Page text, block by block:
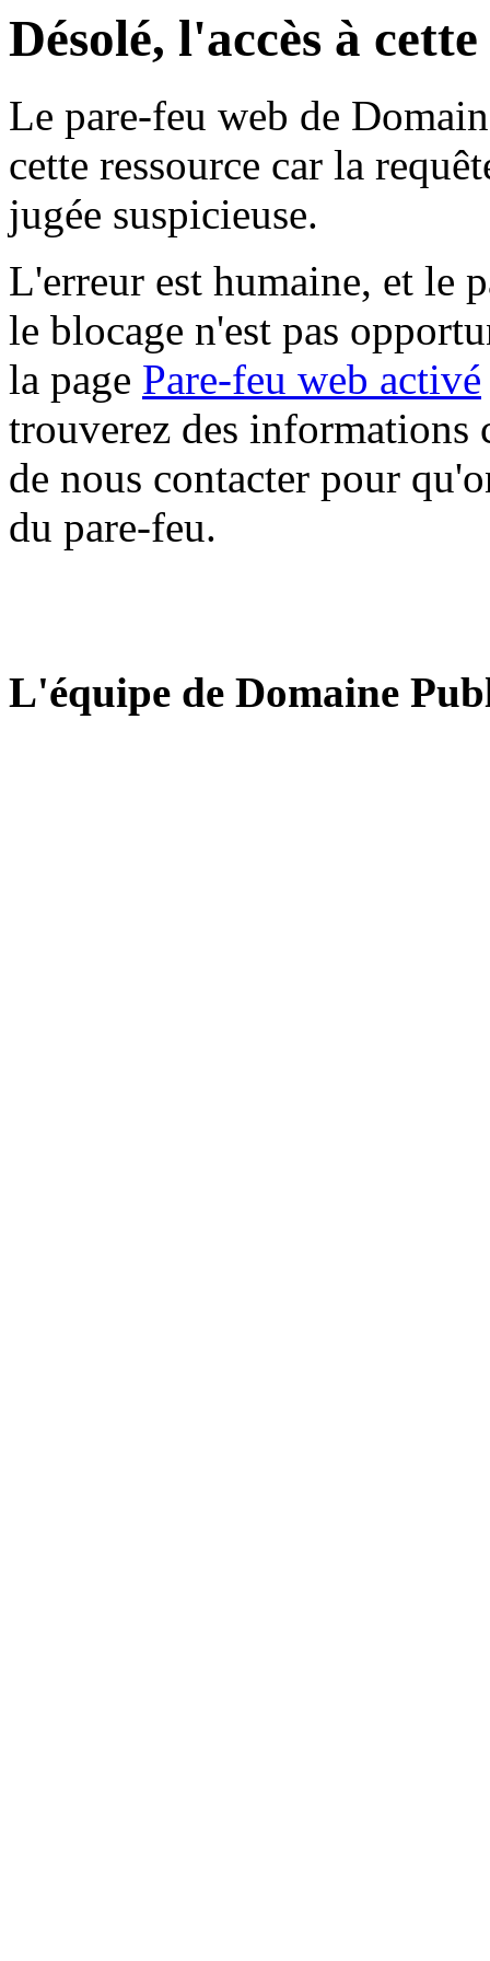
Désolé, l'accès à
Le pare-feu web de
cette ressource car la
jugée suspicieuse.
L'erreur est humaine, et le
le blocage n'est pas
la page Pare-feu web activé
trouverez des informations
de nous contacter pour
du pare-feu.
L'équipe de Domaine